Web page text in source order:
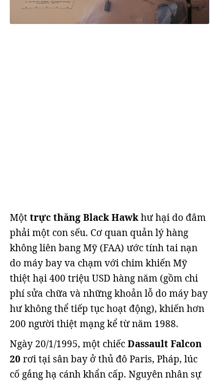
Mộttrực thăng Black Hawkhư hại do đâm
phải một con sếu. Cơ quan quản lý hàng
không liên bang Mỹ (FAA) ước tính tai nạn
do máy bay va chạm với chim khiến Mỹ
thiệt hại 400 triệu USD hàng năm (gồm chi
phí sửa chữa và những khoản lỗ do máy bay
hư không thể tiếp tục hoạt động), khiến hơn
200 người thiệt mạng kể từ năm 1988.
Ngày 20/1/1995, một chiếcDassault Falcon
20 rơi tại sân bay ở thủ đô Paris, Pháp, lúc
cố gắng hạ cánh khẩn cấp. Nguyên nhân sự